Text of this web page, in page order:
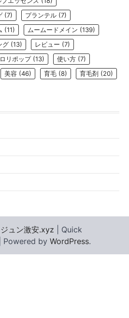
(7) プランテル (7)
(11) ムームードメイン (139)
グ (13) レビュー (7)
ロリポップ(13) 使い方 (7)
美容 (46) 育毛 (8) 育毛剤 (20)
ジュン激安.xyz | Quick
| Powered by WordPress.